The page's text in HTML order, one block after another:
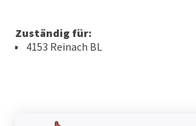
Zuständig für:
4153 Reinach BL